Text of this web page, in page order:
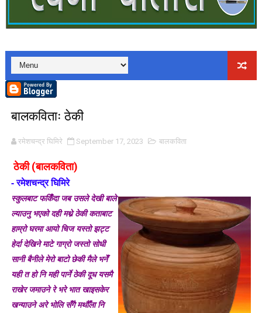
लघुकथाः चैनको जिन्दगी
लघुकथाः पैसामोह
लघुकथाः राधा पियारी
लघुकथाः सम्बन्ध
कुटाइ काण्डः लघुकथा
पालोः लघुकथा
बाल लघुकथाः निर्देशन
लघुकथाः स्वार्थी सम्झौता
बालकविताः ठेकी
लघुकथाः अरेली काँडैले
बालकविताः बाल अधिकार
बालकविताः ठेकी
रमेशचन्द्र घिमिरे September 17, 2023 बालकविता
ठेकी (बालकविता)
- रमेशचन्द्र घिमिरे
स्कुलबाट फर्किँदा जब उसले देखी बाले
ल्याउनु भएको दही मथ्ने ठेकी कताबाट
हाम्रो घरमा आयो चिज यस्तो झट्ट
हेर्दा देखिने माटे गाग्रो जस्तो सोधी
सानी बैनीले मेरो बाटो छेकी मैले भनेँ
यही त हो नि मही पार्ने ठेकी दूध यसमै
राखेर जमाउने रे भरे भात खाइसकेर
खन्याउने अरे भोलि सँगै मथौँला नि